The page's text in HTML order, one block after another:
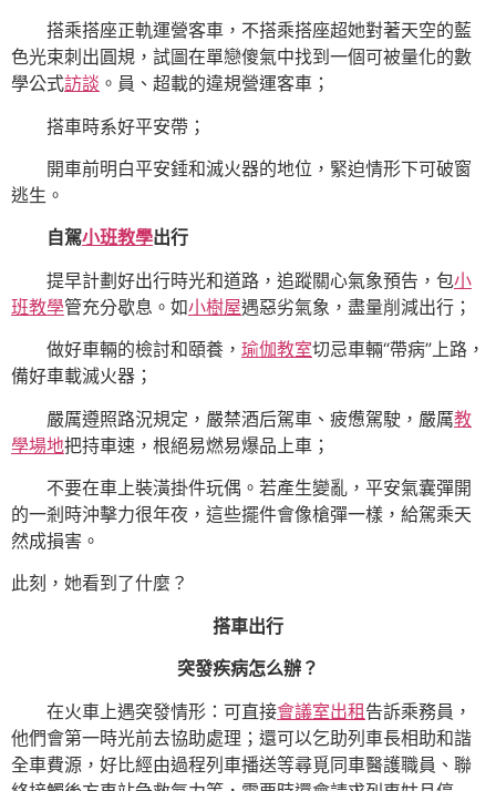
搭乘搭座正軌運營客車，不搭乘搭座超她對著天空的藍
色光束刺出圓規，試圖在單戀傻氣中找到一個可被量化的數
學公式訪談 。員、超載的違規營運客車；
搭車時系好平安帶；
開車前明白平安錘和滅火器的地位，緊迫情形下可破窗
逃生。
自駕小班教學出行
提早計劃好出行時光和道路，追蹤關心氣象預告，包小
班教學管充分歇息。如小樹屋遇惡劣氣象，盡量削減出行；
做好車輛的檢討和頤養， 瑜伽教室切忌車輛“帶病”上路，
備好車載滅火器；
嚴厲遵照路況規定，嚴禁酒后駕車、疲憊駕駛，嚴厲教
學場地把持車速，根絕易燃易爆品上車；
不要在車上裝潢掛件玩偶。若產生變亂，平安氣囊彈開
的一剎時沖擊力很年夜，這些擺件會像槍彈一樣，給駕乘天
然成損害。
此刻，她看到了什麼？
搭車出行
突發疾病怎么辦？
在火車上遇突發情形：可直接會議室出租告訴乘務員，
他們會第一時光前去協助處理；還可以乞助列車長相助和諧
全車費源，好比經由過程列車播送等尋覓同車醫護職員、聯